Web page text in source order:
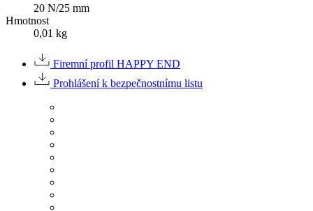
20 N/25 mm
Hmotnost
0,01 kg
Firemní profil HAPPY END
Prohlášení k bezpečnostnímu listu